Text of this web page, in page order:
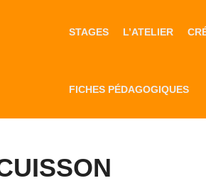
STAGES L’ATELIER
FICHES PÉDAGOGIQUES